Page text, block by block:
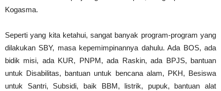
Kogasma.
Seperti yang kita ketahui, sangat banyak program-program yang
dilakukan SBY, masa kepemimpinannya dahulu. Ada BOS, ada
bidik misi, ada KUR, PNPM, ada Raskin, ada BPJS, bantuan
untuk Disabilitas, bantuan untuk bencana alam, PKH, Besiswa
untuk Santri, Subsidi, baik BBM, listrik, pupuk, bantuan alat